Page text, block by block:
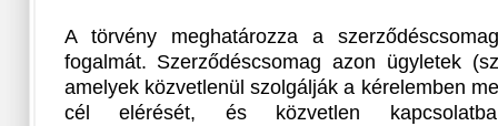
A törvény meghatározza a
fogalmát. Szerződéscsomag azon ügyletek
amelyek közvetlenül szolgálják a kérelemben
cél elérését, és közvetlen